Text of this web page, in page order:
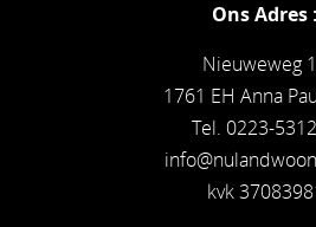
Ons Adres :
Nieuweweg
1761 EH Anna
Tel. 0223-
kvk